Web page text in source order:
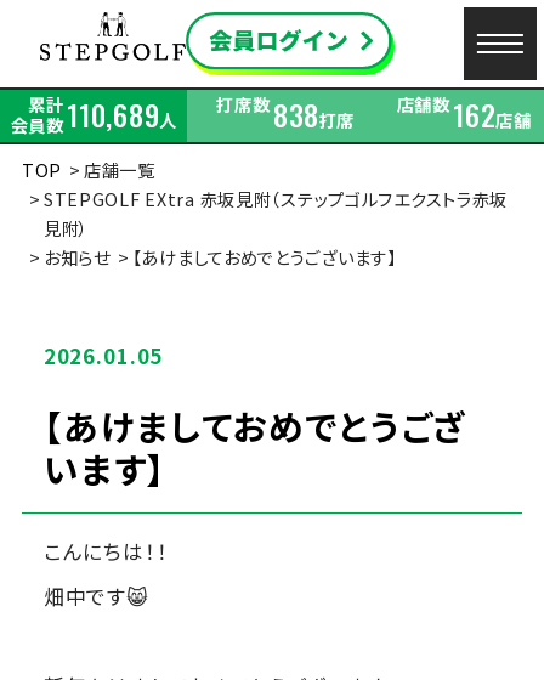
累計
会員数110,689人
打席数838打席
店舗数162店舗
TOP
店舗一覧
STEPGOLF EXtra 赤坂見附（ステップゴルフエクストラ赤坂
見附）
お知らせ
【あけましておめでとうございます】
2026.01.05
【あけましておめでとうござ
います】
こんにちは！！
畑中です😸